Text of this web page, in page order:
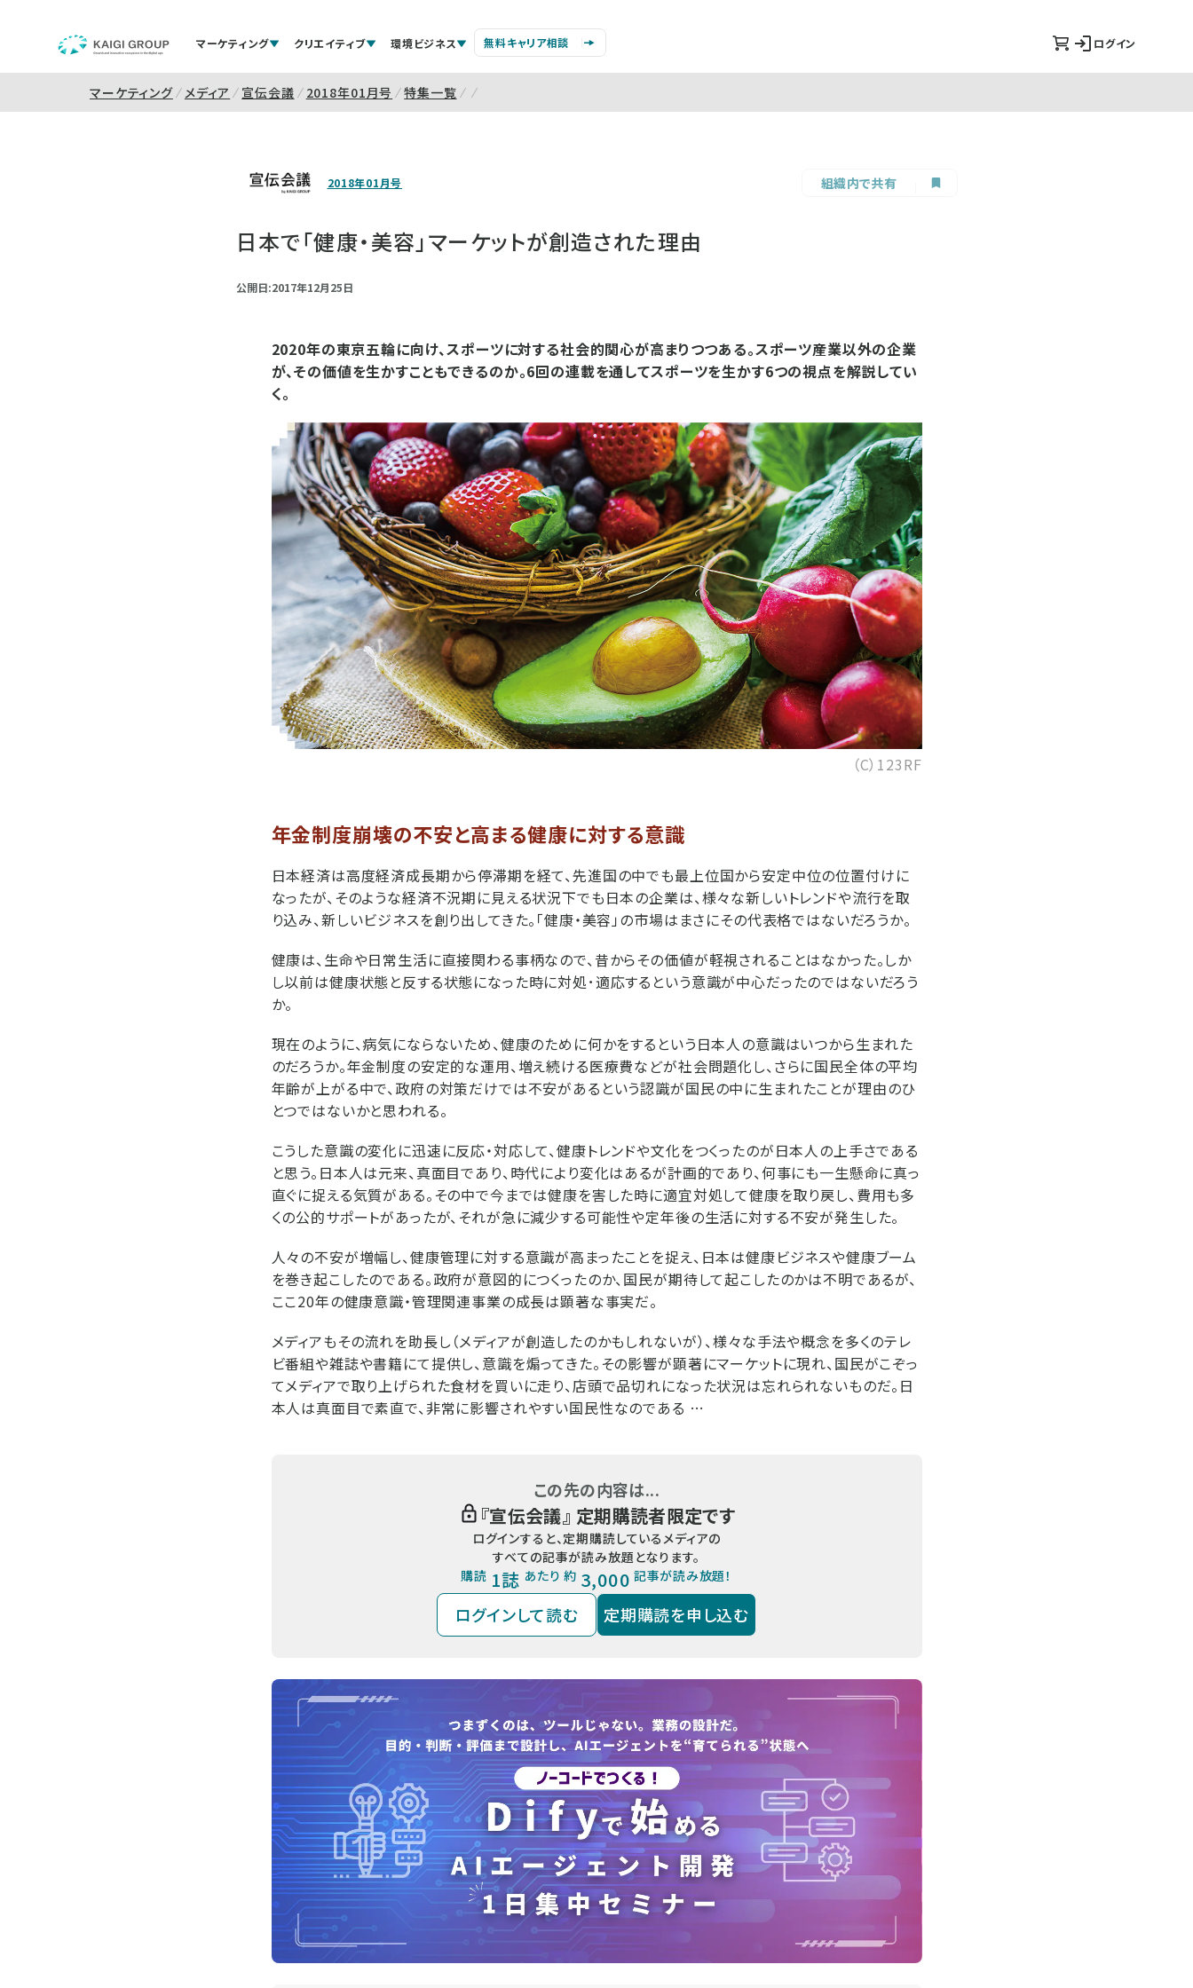
マーケティング クリエイティブ 環境ビジネス 無料キャリア相談 ログイン
マーケティング メディア 宣伝会議 2018年01月号 特集一覧
2018年01月号 組織内で共有
日本で「健康・美容」マーケットが創造された理由
公開日:2017年12月25日
2020年の東京五輪に向け、スポーツに対する社会的関心が高まりつつある。スポーツ産業以外の企業
が、その価値を生かすこともできるのか。6回の連載を通してスポーツを生かす6つの視点を解説してい
く。
（C）123RF
年金制度崩壊の不安と高まる健康に対する意識
日本経済は高度経済成長期から停滞期を経て、先進国の中でも最上位国から安定中位の位置付けに
なったが、そのような経済不況期に見える状況下でも日本の企業は、様々な新しいトレンドや流行を取
り込み、新しいビジネスを創り出してきた。「健康・美容」の市場はまさにその代表格ではないだろうか。
健康は、生命や日常生活に直接関わる事柄なので、昔からその価値が軽視されることはなかった。しか
し以前は健康状態と反する状態になった時に対処･適応するという意識が中心だったのではないだろう
か。
現在のように、病気にならないため、健康のために何かをするという日本人の意識はいつから生まれた
のだろうか。年金制度の安定的な運用、増え続ける医療費などが社会問題化し、さらに国民全体の平均
年齢が上がる中で、政府の対策だけでは不安があるという認識が国民の中に生まれたことが理由のひ
とつではないかと思われる。
こうした意識の変化に迅速に反応・対応して、健康トレンドや文化をつくったのが日本人の上手さである
と思う。日本人は元来、真面目であり、時代により変化はあるが計画的であり、何事にも一生懸命に真っ
直ぐに捉える気質がある。その中で今までは健康を害した時に適宜対処して健康を取り戻し、費用も多
くの公的サポートがあったが、それが急に減少する可能性や定年後の生活に対する不安が発生した。
人々の不安が増幅し、健康管理に対する意識が高まったことを捉え、日本は健康ビジネスや健康ブーム
を巻き起こしたのである。政府が意図的につくったのか、国民が期待して起こしたのかは不明であるが、
ここ20年の健康意識・管理関連事業の成長は顕著な事実だ。
メディアもその流れを助長し（メディアが創造したのかもしれないが）、様々な手法や概念を多くのテレ
ビ番組や雑誌や書籍にて提供し、意識を煽ってきた。その影響が顕著にマーケットに現れ、国民がこぞっ
てメディアで取り上げられた食材を買いに走り、店頭で品切れになった状況は忘れられないものだ。日
本人は真面目で素直で、非常に影響されやすい国民性なのである …
この先の内容は...
『宣伝会議』 定期購読者限定です
ログインすると、定期購読しているメディアの
すべての記事が読み放題となります。
購読 1誌 あたり 約 3,000 記事が読み放題！
ログインして読む 定期購読を申し込む